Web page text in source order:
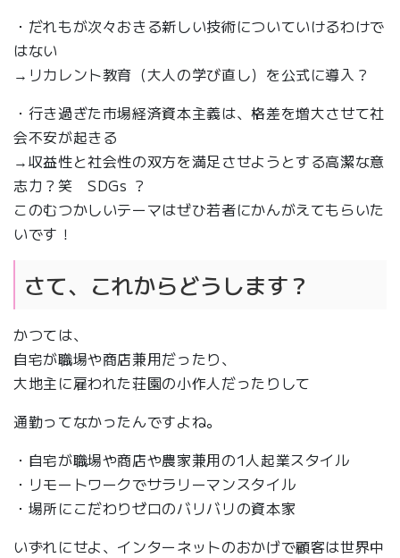
・だれもが次々おきる新しい技術についていけるわけで
はない
→リカレント教育（大人の学び直し）を公式に導入？
・行き過ぎた市場経済資本主義は、格差を増大させて社
会不安が起きる
→収益性と社会性の双方を満足させようとする高潔な意
志力？笑 SDGs ？
このむつかしいテーマはぜひ若者にかんがえてもらいた
いです！
さて、これからどうします？
かつては、
自宅が職場や商店兼用だったり、
大地主に雇われた荘園の小作人だったりして
通勤ってなかったんですよね。
・自宅が職場や商店や農家兼用の1人起業スタイル
・リモートワークでサラリーマンスタイル
・場所にこだわりゼロのバリバリの資本家
いずれにせよ、インターネットのおかげで顧客は世界中